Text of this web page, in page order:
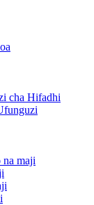
cha Hifadhi
maji